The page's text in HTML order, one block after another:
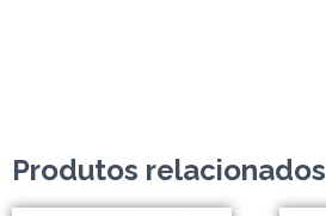
Produtos relacionados